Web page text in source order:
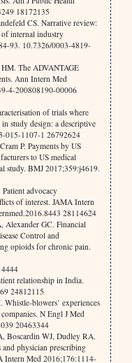
18172135
CS. Narrative review:
internal industry
93. 10.7326/0003-4819-
The ADVANTAGE
Ann Intern Med
4-200808190-00006
of trials where
study design: a descriptive
015-1107-1 26792624
P. Payments by US
to US medical
study. BMJ 2017;359:j4619.
advocacy
of interest. JAMA Intern
28114624
GC. Financial
Control and
opioids for chronic pain.
relationship in India.
24812115
blowers’ experiences
N Engl J Med
20463344
Boscardin WJ, Dudley RA.
and physician prescribing
Intern Med 2016;176:1114-